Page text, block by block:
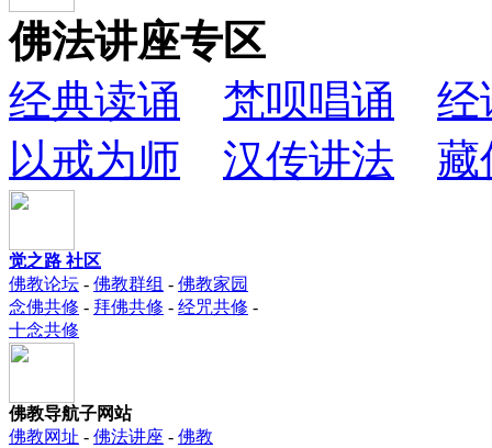
佛法讲座专区
经典读诵
梵呗唱诵
经
以戒为师
汉传讲法 藏
觉之路 社区
佛教论坛 - 佛教群组 - 佛教家园
念佛共修 - 拜佛共修 - 经咒共修 -
十念共修
佛教导航子网站
佛教网址 - 佛法讲座 - 佛教